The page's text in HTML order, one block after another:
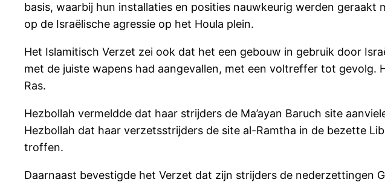
basis, waarbij hun installaties en posities nauwkeurig werden
op de Israëlische agressie op het Houla plein.
Het Islamitisch Verzet zei ook dat het een gebouw in gebruik door
met de juiste wapens had aangevallen, met een voltreffer tot gevolg.
Ras.
Hezbollah vermeldde dat haar strijders de Ma’ayan Baruch site
Hezbollah dat haar verzetsstrijders de site al-Ramtha in de bezette
troffen.
Daarnaast bevestigde het Verzet dat zijn strijders de nederzettingen